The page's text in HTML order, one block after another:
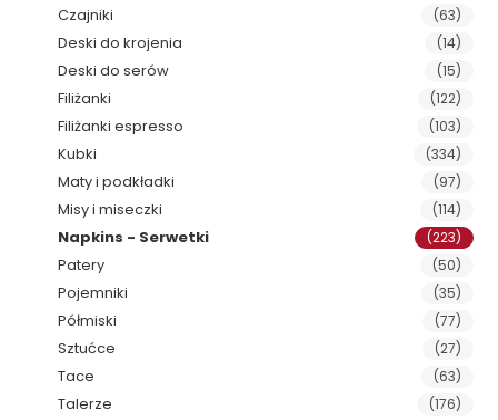
Czajniki (63)
Deski do krojenia (14)
Deski do serów (15)
Filiżanki (122)
Filiżanki espresso (103)
Kubki (334)
Maty i podkładki (97)
Misy i miseczki (114)
Napkins - Serwetki (223)
Patery (50)
Pojemniki (35)
Półmiski (77)
Sztućce (27)
Tace (63)
Talerze (176)